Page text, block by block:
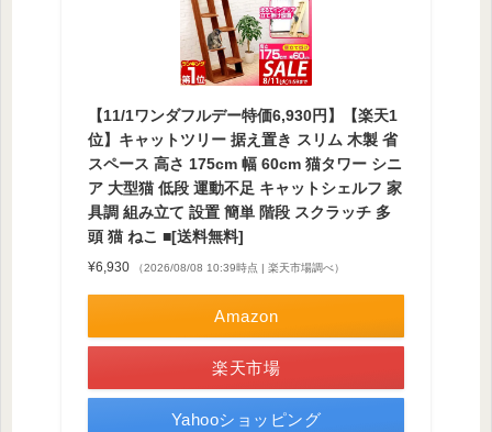
【11/1ワンダフルデー特価6,930円】【楽天1
位】キャットツリー 据え置き スリム 木製 省
スペース 高さ 175cm 幅 60cm 猫タワー シニ
ア 大型猫 低段 運動不足 キャットシェルフ 家
具調 組み立て 設置 簡単 階段 スクラッチ 多
頭 猫 ねこ ■[送料無料]
¥6,930 （2026/08/08 10:39時点 | 楽天市場調べ）
Amazon
楽天市場
Yahooショッピング